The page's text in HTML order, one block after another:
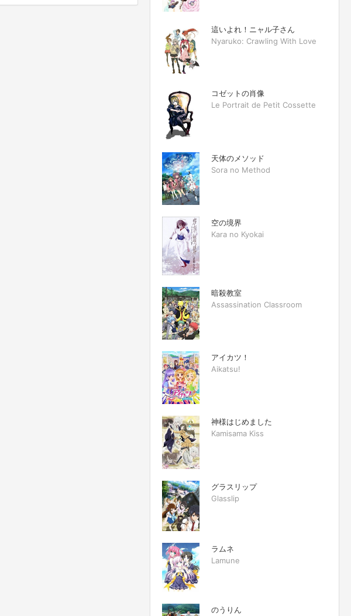
這いよれ！ニャル子さん
Nyaruko: Crawling With Love
コゼットの肖像
Le Portrait de Petit Cossette
天体のメソッド
Sora no Method
空の境界
Kara no Kyokai
暗殺教室
Assassination Classroom
アイカツ！
Aikatsu!
神様はじめました
Kamisama Kiss
グラスリップ
Glasslip
ラムネ
Lamune
のうりん